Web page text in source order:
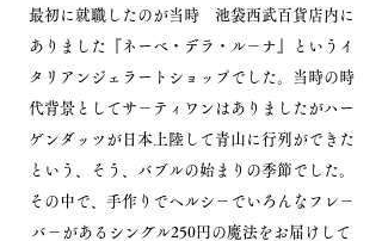
最初に就職したのが当時 池袋西武百貨店内に
ありました『ネーベ・デラ・ル－ナ』というイ
タリアンジェラ ートショップでした。当時の時
代背景としてサ－ティワンはありましたがハー
ゲンダッツが日本上陸して青山に行列ができた
という、そう、バブルの始まりの季節でした。
その中で、手作りでヘルシ－でいろんなフレ－
バ－があるシングル250円の魔法をお届けして